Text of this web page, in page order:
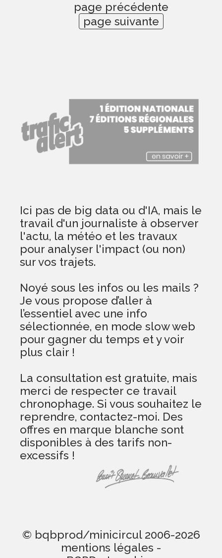
page précédente
page suivante
Ici pas de big data ou d'IA, mais le
travail d'un journaliste à observer
l'actu, la météo et les travaux
pour analyser l'impact (ou non)
sur vos trajets.
Noyé sous les infos ou les mails ?
Je vous propose d’aller à
l’essentiel avec une info
sélectionnée, en mode slow web
pour gagner du temps et y voir
plus clair !
La consultation est gratuite, mais
merci de respecter ce travail
chronophage. Si vous souhaitez le
reprendre, contactez-moi. Des
offres en marque blanche sont
disponibles à des tarifs non-
excessifs !
© bqbprod/minicircul 2006-2026
mentions légales -